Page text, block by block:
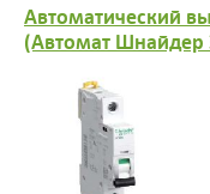
Автоматический
(Автомат Шнайдер